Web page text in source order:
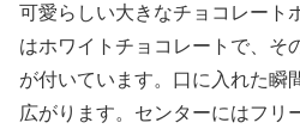
可愛らしい大きなチョコレート
はホワイトチョコレートで、そ
が付いています。口に入れた瞬
広がります。センターにはフリ